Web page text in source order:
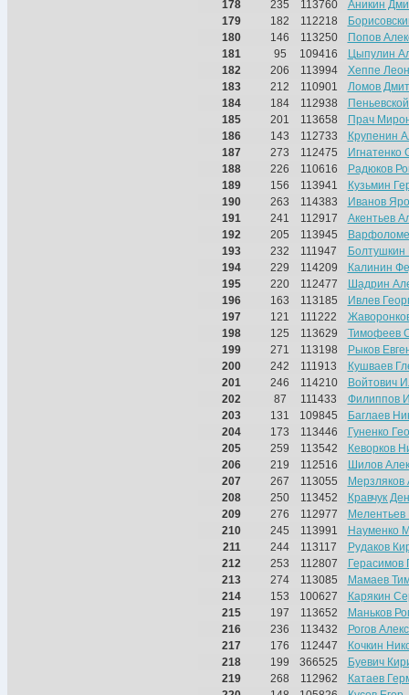
178 235 113760
Аникин
179
182 112218
180
146 113250
Попов
181
95 109416
Цыпулин
182
206 113994
Хеппе
183
212 110901
Ломов
184
184 112938
185
201 113658
Прач
186
143 112733
Крупенин
187
273 112475
Игнатенко
188
226 110616
Радюков
189
156 113941
Кузьмин
190
263 114383
Иванов
191
241 112917
Акентьев
192
205 113945
193
232 111947
Болтушкин
194
229 114209
Калинин
195
220 112477
Шадрин
196
163 113185
Ивлев
197
121 111222
198
125 113629
Тимофеев
199
271 113198
Рыков
200
242 111913
Кушваев
201
246 114210
Войтович
202
87 111433
Филиппов
203
131 109845
Баглаев
204
173 113446
Гуненко
205
259 113542
Кеворков
206
219 112516
Шилов
207
267 113055
Мерзляков
208
250 113452
Кравчук
209
276 112977
210
245 113991
Науменко
211
244 113117
Рудаков
212
253 112807
Герасимов
213
274 113085
Мамаев
214
153 100627
Карякин
215
197 113652
Маньков
216
236 113432
Рогов
217
176 112447
Кочкин
218
199 366525
Буевич
219
268 112962
Катаев